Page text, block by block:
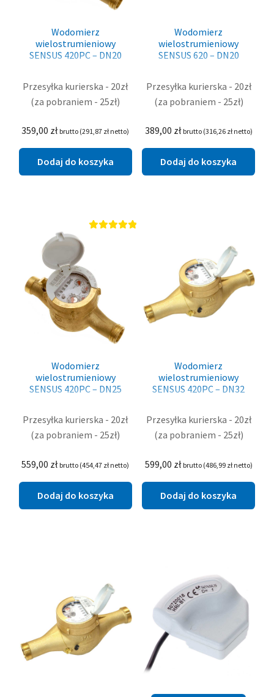
Wodomierz
wielostrumieniowy
SENSUS 420PC – DN20
Przesyłka kurierska - 20zł
(za pobraniem - 25zł)
359,00 zł brutto (291,87 złnetto)
Dodaj do koszyka
Wodomierz
wielostrumieniowy
SENSUS 620 – DN20
Przesyłka kurierska - 20zł
(za pobraniem - 25zł)
389,00 zł brutto (316,26 złnetto)
Dodaj do koszyka
Wodomierz
wielostrumieniowy
SENSUS 420PC – DN25
Przesyłka kurierska - 20zł
(za pobraniem - 25zł)
559,00 zł brutto (454,47 złnetto)
Dodaj do koszyka
Wodomierz
wielostrumieniowy
SENSUS 420PC – DN32
Przesyłka kurierska - 20zł
(za pobraniem - 25zł)
599,00 zł brutto (486,99 złnetto)
Dodaj do koszyka